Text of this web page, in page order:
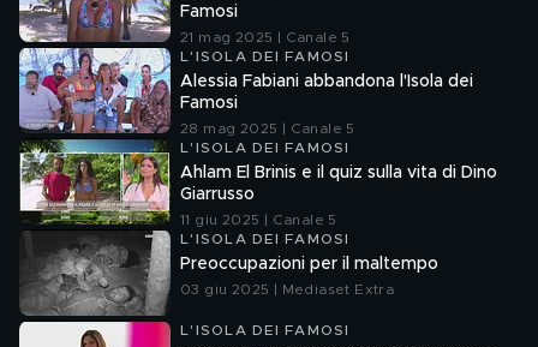
Famosi
21 mag 2025 | Canale 5
L'ISOLA DEI FAMOSI
Alessia Fabiani abbandona l'Isola dei
Famosi
28 mag 2025 | Canale 5
L'ISOLA DEI FAMOSI
Ahlam El Brinis e il quiz sulla vita di Dino
Giarrusso
11 giu 2025 | Canale 5
L'ISOLA DEI FAMOSI
Preoccupazioni per il maltempo
03 giu 2025 | Mediaset Extra
L'ISOLA DEI FAMOSI